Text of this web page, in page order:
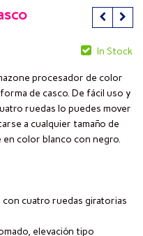
In Stock
procesador de color
de casco. De fácil uso y
ruedas lo puedes mover
a cualquier tamaño de
color blanco con negro.
cuatro ruedas giratorias
elevación tipo